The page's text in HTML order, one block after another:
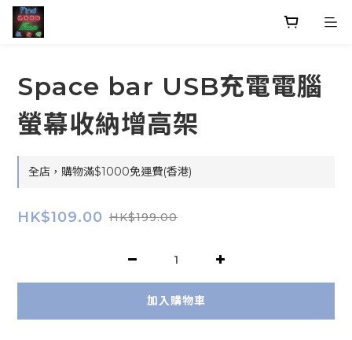
Space bar USB充電電腦
螢幕收納增高架
全店，購物滿$1000免運費(香港)
HK$109.00 HK$199.00
加入購物車